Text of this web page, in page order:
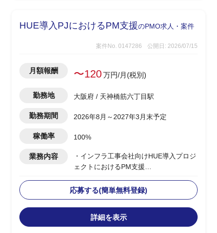
HUE導入PJにおけるPM支援のPMO求人・案件
案件No. 0147286 公開日: 2026/07/15
月額報酬 〜120万円/月(税別)
勤務地 大阪府 / 天神橋筋六丁目駅
勤務期間 2026年8月～2027年3月末予定
稼働率 100%
業務内容
・インフラ工事会社向けHUE導入プロジ
ェクトにおけるPM支援
・クライアントとベンダーの間に入って
案件推進、調整
・情報整理、各種資料作成、議事録管理
・導入ベンダーへの対応、進捗管理、課
応募する(簡単無料登録)
詳細を表示